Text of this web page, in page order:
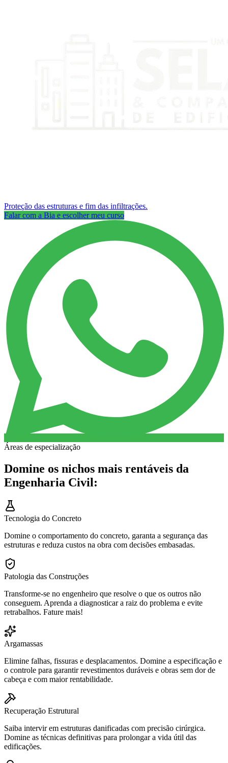
Proteção das estruturas e fim das infiltrações.
Falar com a Bia e escolher meu curso
Áreas de especialização
Domine os nichos mais rentáveis da
Engenharia Civil:
Tecnologia do Concreto
Domine o comportamento do concreto, garanta a segurança das
estruturas e reduza custos na obra com decisões embasadas.
Patologia das Construções
Transforme-se no engenheiro que resolve o que os outros não
conseguem. Aprenda a diagnosticar a raiz do problema e evite
retrabalhos. Fature mais!
Argamassas
Elimine falhas, fissuras e desplacamentos. Domine a especificação e
o controle para garantir revestimentos duráveis e obras sem dor de
cabeça e com maior rentabilidade.
Recuperação Estrutural
Saiba intervir em estruturas danificadas com precisão cirúrgica.
Domine as técnicas definitivas para prolongar a vida útil das
edificações.